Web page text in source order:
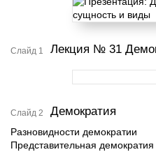
Слайд 1 Лекция № 31
Слайд 2 Демократия
Разновидности демократии
Представительная демократия